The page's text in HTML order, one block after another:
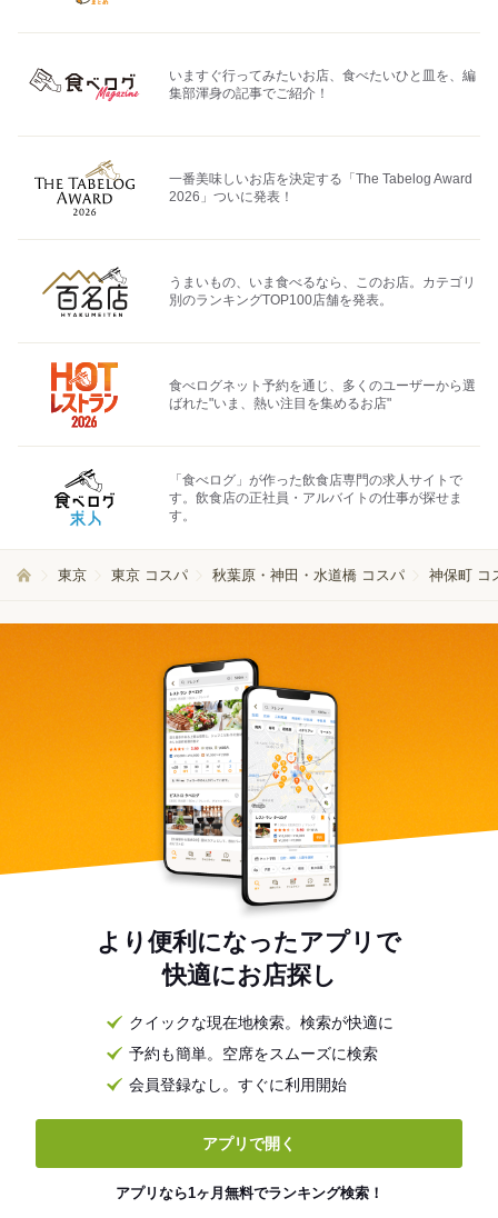
いますぐ行ってみたいお店、食べたいひと皿を、編
集部渾身の記事でご紹介！
一番美味しいお店を決定する「The Tabelog Award
2026」ついに発表！
うまいもの、いま食べるなら、このお店。カテゴリ
別のランキングTOP100店舗を発表。
食べログネット予約を通じ、多くのユーザーから選
ばれた"いま、熱い注目を集めるお店"
「食べログ」が作った飲食店専門の求人サイトで
す。飲食店の正社員・アルバイトの仕事が探せま
す。
東京 東京 コスパ 秋葉原・神田・水道橋 コスパ 神保町 コ
より便利になったアプリで
快適にお店探し
クイックな現在地検索。検索が快適に
予約も簡単。空席をスムーズに検索
会員登録なし。すぐに利用開始
アプリで開く
アプリなら1ヶ月無料でランキング検索！